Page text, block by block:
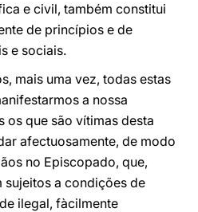
e civil, também constitui
de princípios e de
e sociais.
mais uma vez, todas estas
a nossa
que são vítimas desta
afectuosamente, de modo
no Episcopado, que,
sujeitos a condições de
ilegal, fàcilmente